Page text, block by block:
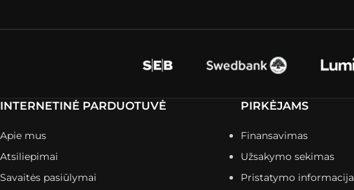
INTERNETINĖ PARDUOTUVĖ
Apie mus
Atsiliepimai
Savaitės pasiūlymai
PIRKĖJAMS
Finansavimas
Užsakymo sekimas
Pristatymo informacija